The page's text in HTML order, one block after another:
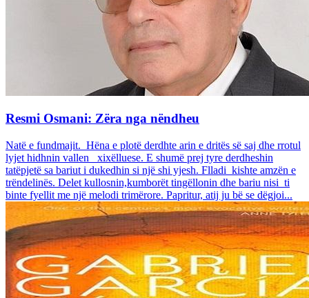
Resmi Osmani: Zëra nga nëndheu
Natë e fundmajit. Hëna e plotë derdhte arin e dritës së saj dhe rrotul
lyjet hidhnin vallen xixëlluese. E shumë prej tyre derdheshin
tatëpjetë sa bariut i dukedhin si një shi yjesh. Flladi kishte amzën e
trëndelinës. Delet kullosnin,kumborët tingëllonin dhe bariu nisi ti
binte fyellit me një melodi trimërore. Papritur, atij ju bë se dëgjoi...